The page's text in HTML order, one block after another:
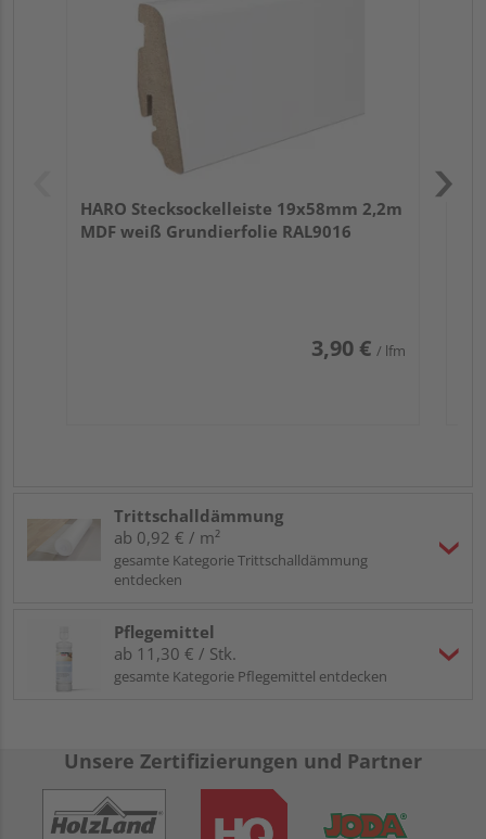
HARO Stecksockelleiste 19x58mm 2,2m
MDF weiß Grundierfolie RAL9016
3,90 € / lfm
Trittschalldämmung
ab 0,92 € / m²
gesamte Kategorie Trittschalldämmung
entdecken
Pflegemittel
ab 11,30 € / Stk.
gesamte Kategorie Pflegemittel entdecken
Unsere Zertifizierungen und Partner